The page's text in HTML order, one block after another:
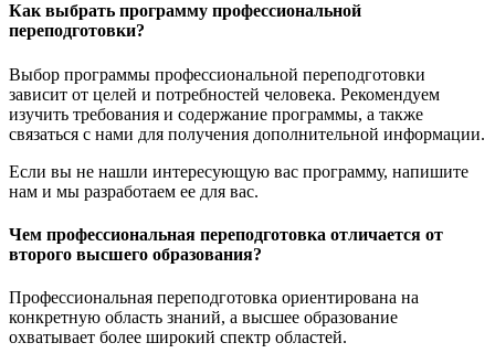
Как выбрать программу профессиональной
переподготовки?
Выбор программы профессиональной переподготовки
зависит от целей и потребностей человека. Рекомендуем
изучить требования и содержание программы, а также
связаться с нами для получения дополнительной информации.
Если вы не нашли интересующую вас программу, напишите
нам и мы разработаем ее для вас.
Чем профессиональная переподготовка отличается от
второго высшего образования?
Профессиональная переподготовка ориентирована на
конкретную область знаний, а высшее образование
охватывает более широкий спектр областей.